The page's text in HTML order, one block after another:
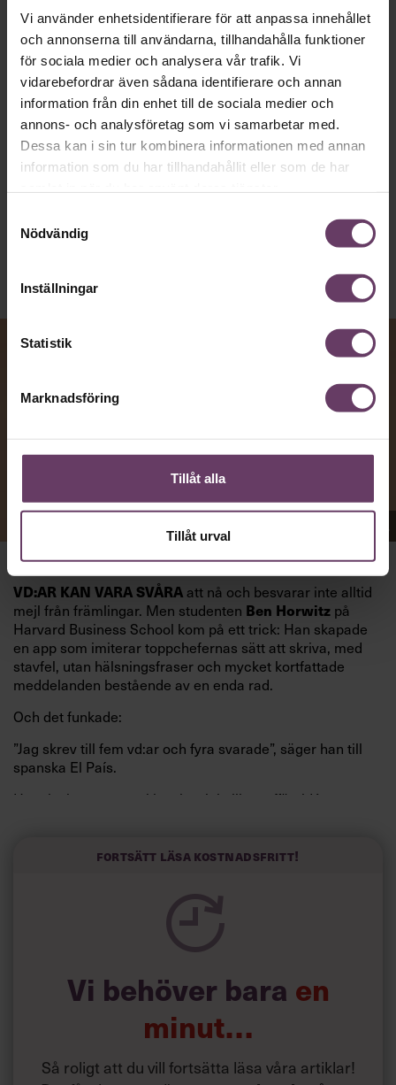
Vi använder enhetsidentifierare för att anpassa innehållet
och annonserna till användarna, tillhandahålla funktioner
för sociala medier och analysera vår trafik. Vi
vidarebefordrar även sådana identifierare och annan
information från din enhet till de sociala medier och
annons- och analysföretag som vi samarbetar med.
Dessa kan i sin tur kombinera informationen med annan
information som du har tillhandahållit eller som de har
Nödvändig
Inställningar
Statistik
Marknadsföring
Tillåt alla
Tillåt urval
MVH VD
Kan en app som förvandlar
text till korthugget vd-språk – utan
artighetsfraser, men gärna stavfel – vara
vägen för den som vill nå fram till
toppcheferna?
Appen Sinceerly imiterar vd:ars kortfattade språk.
VD:AR KAN VARA SVÅRA att nå och besvarar inte alltid
mejl från främlingar. Men studenten Ben Horwitz på
Harvard Business School kom på ett trick: Han skapade
en app som imiterar toppchefernas sätt att skriva, med
stavfel, utan hälsningsfraser och mycket kortfattade
meddelanden bestående av en enda rad.
Och det funkade:
”Jag skrev till fem vd:ar och fyra svarade”, säger han till
spanska El País.
Horwitz har nu utvecklat sitt trick till en affärsidé: appen
kortfattat slarviga vd-stilen.
Fortsätt läsa kostnadsfritt!
Vi behöver bara en
minut…
Så roligt att du vill fortsätta läsa våra artiklar!